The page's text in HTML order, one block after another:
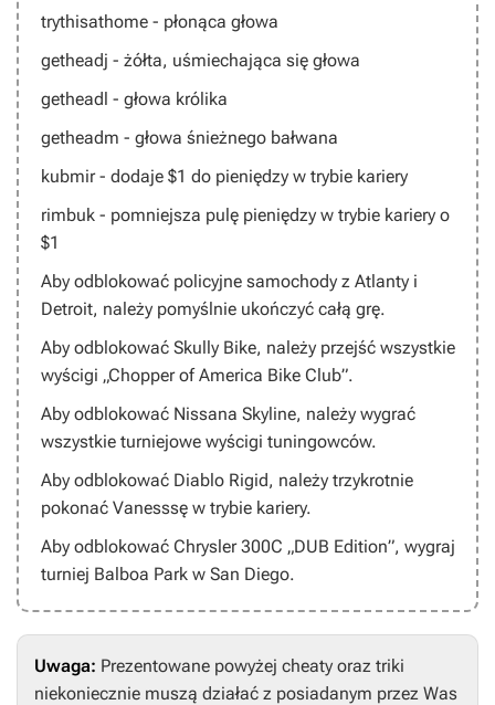
trythisathome - płonąca głowa
getheadj - żółta, uśmiechająca się głowa
getheadl - głowa królika
getheadm - głowa śnieżnego bałwana
kubmir- dodaje $1 do pieniędzy w trybie kariery
rimbuk - pomniejsza pulę pieniędzy w trybie kariery o
$1
Aby odblokować policyjne samochody z Atlanty i
Detroit, należy pomyślnie ukończyć całą grę.
Aby odblokować Skully Bike, należy przejść wszystkie
wyścigi „Chopper of America Bike Club”.
Aby odblokować Nissana Skyline, należy wygrać
wszystkie turniejowe wyścigi tuningowców.
Aby odblokować Diablo Rigid, należy trzykrotnie
pokonać Vanesssę w trybie kariery.
Aby odblokować Chrysler 300C „DUB Edition”, wygraj
turniej Balboa Park w San Diego.
Uwaga: Prezentowane powyżej cheaty oraz triki
niekoniecznie muszą działać z posiadanym przez Was